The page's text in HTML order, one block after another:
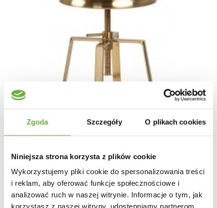
Zgoda Szczegóły O plikach cookies
Niniejsza strona korzysta z plików cookie
Wykorzystujemy pliki cookie do spersonalizowania treści
i reklam, aby oferować funkcje społecznościowe i
analizować ruch w naszej witrynie. Informacje o tym, jak
korzystasz z naszej witryny, udostępniamy partnerom